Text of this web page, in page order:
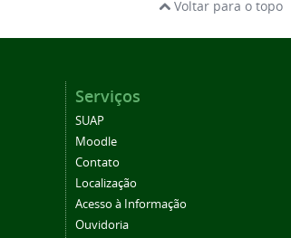
Voltar para o topo
Serviços
SUAP
Moodle
Contato
Localização
Acesso à Informação
Ouvidoria